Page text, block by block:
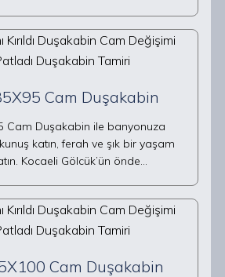
Cam Duşakabin
Cam Duşakabin ile banyonuza
katın, ferah ve şık bir yaşam
Kocaeli Gölcük’ün önde…
Cam Duşakabin